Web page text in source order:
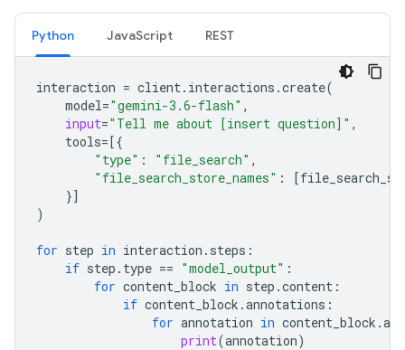
Python JavaScript REST
interaction = client. interactions .create(
model="gemini-3.6-flash" ,
input="Tell me about [insert question]" ,
tools=[{
"type" : "file_search" ,
"file_search_store_names" : [
}]
)
for step in interaction . steps :
if step . type == "model_output" :
for content_block in step .content :
if content_block .annotations :
for annotation in content_block .
print(annotation)